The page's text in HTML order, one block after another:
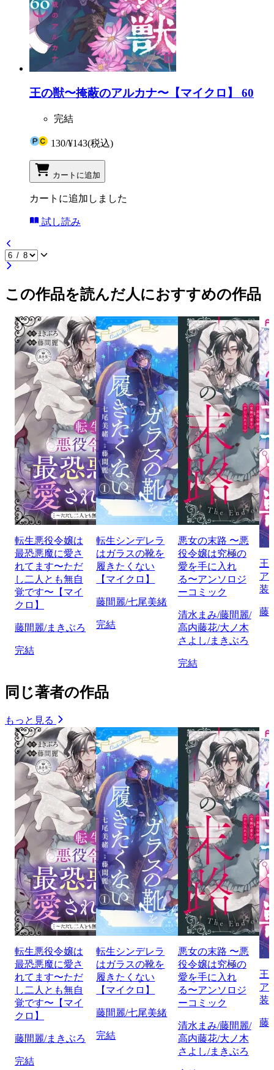
王の獣〜掩蔽のアルカナ〜【マイクロ】 60
完結
130/¥143(税込)
カートに追加
カートに追加しました
試し読み
この作品を読んだ人におすすめの作品
転生悪役令嬢は
最恐悪魔に愛さ
れてます〜ただ
し二人とも無自
覚です〜【マイ
クロ】
藤間麗/まきぶろ
完結
転生シンデレラ
はガラスの靴を
履きたくない
【マイクロ】
藤間麗/七尾美緒
完結
悪女の末路 〜悪
役令嬢は究極の
愛を手に入れ
る〜アンソロジ
ーコミック
清水まみ/藤間麗/
高内藤花/大ノ木
さよし/まきぶろ
完結
王
ア
装
藤
同じ著者の作品
もっと見る
転生悪役令嬢は
最恐悪魔に愛さ
れてます〜ただ
し二人とも無自
覚です〜【マイ
クロ】
藤間麗/まきぶろ
完結
転生シンデレラ
はガラスの靴を
履きたくない
【マイクロ】
藤間麗/七尾美緒
完結
悪女の末路 〜悪
役令嬢は究極の
愛を手に入れ
る〜アンソロジ
ーコミック
清水まみ/藤間麗/
高内藤花/大ノ木
さよし/まきぶろ
王
ア
装
藤